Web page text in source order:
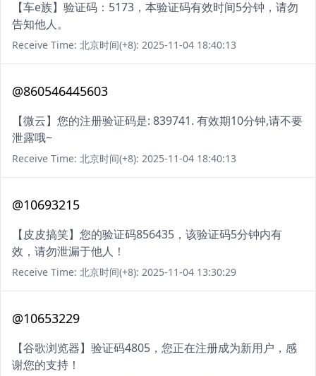
【车e族】验证码：5173，本验证码有效时间5分钟，请勿
告知他人。
Receive Time: 北京时间(+8): 2025-11-04 18:40:13
@860546445603
【微云】您的注册验证码是: 839741. 有效期10分钟,请不要
泄露哦~
Receive Time: 北京时间(+8): 2025-11-04 18:40:13
@10693215
【皮皮搞笑】您的验证码856435，该验证码5分钟内有
效，请勿泄漏于他人！
Receive Time: 北京时间(+8): 2025-11-04 13:30:29
@10653229
【谷歌浏览器】验证码4805，您正在注册成为新用户，感
谢您的支持！